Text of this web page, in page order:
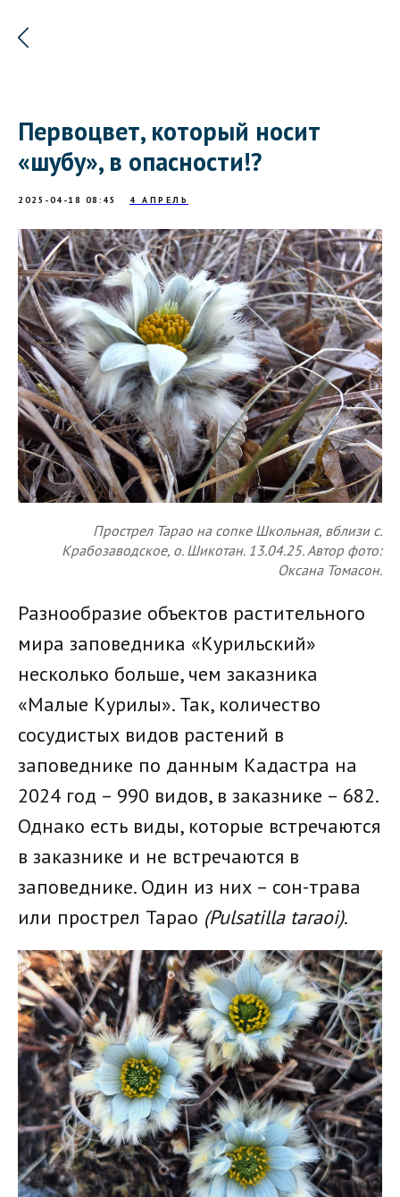
Первоцвет, который носит
«шубу», в опасности!?
2025-04-18 08:45 4 АПРЕЛЬ
Прострел Тарао на сопке Школьная, вблизи с.
Крабозаводское, о. Шикотан. 13.04.25. Автор фото:
Оксана Томасон.
Разнообразие объектов растительного
мира заповедника «Курильский»
несколько больше, чем заказника
«Малые Курилы». Так, количество
сосудистых видов растений в
заповеднике по данным Кадастра на
2024 год – 990 видов, в заказнике – 682.
Однако есть виды, которые встречаются
в заказнике и не встречаются в
заповеднике. Один из них – сон-трава
или прострел Тарао (Pulsatilla taraoi).